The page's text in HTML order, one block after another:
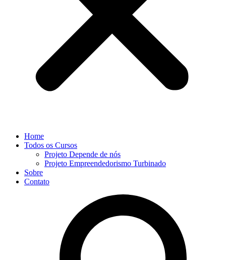
Home
Todos os Cursos
Projeto Depende de nós
Projeto Empreendedorismo Turbinado
Sobre
Contato